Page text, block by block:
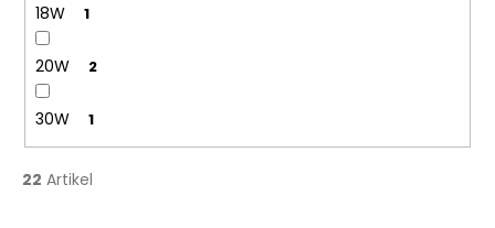
18W 1
20W 2
30W 1
22 Artikel